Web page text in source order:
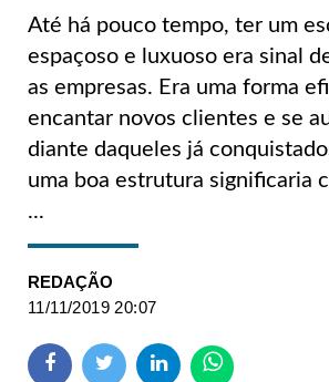
Até há pouco tempo, ter um
espaçoso e luxuoso era sinal
as empresas. Era uma forma
encantar novos clientes e se
diante daqueles já
uma boa estrutura significaria
...
REDAÇÃO
11/11/2019 20:07